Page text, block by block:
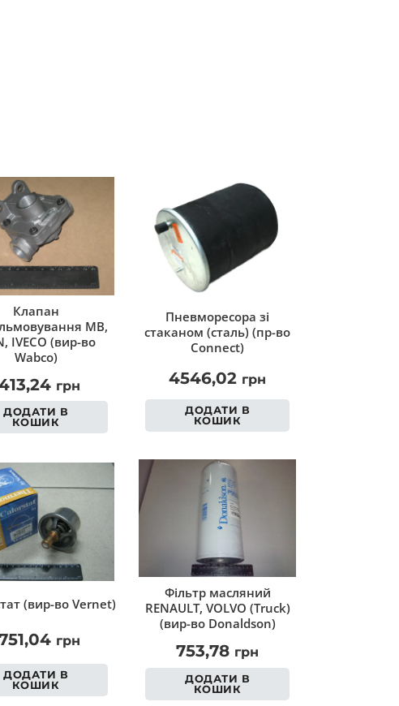
Клапан
MB,
IVECO (вир-во
Wabco)
грн
ДОДАТИ В
КОШИК
Пневморесора зі
стаканом (сталь) (пр-во
Connect)
4546,02 грн
ДОДАТИ В
КОШИК
(вир-во Vernet)
грн
ДОДАТИ В
КОШИК
Фільтр масляний
RENAULT, VOLVO (Truck)
(вир-во Donaldson)
753,78 грн
ДОДАТИ В
КОШИК